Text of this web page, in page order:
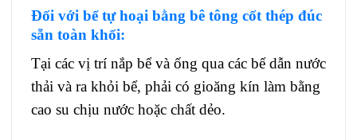
Đối với bể tự hoại bằng bê tông cốt thép đúc
sẵn toàn khối:
Tại các vị trí nắp bể và ống qua các bể dẫn nước
thải và ra khỏi bể, phải có gioăng kín làm bằng
cao su chịu nước hoặc chất dẻo.